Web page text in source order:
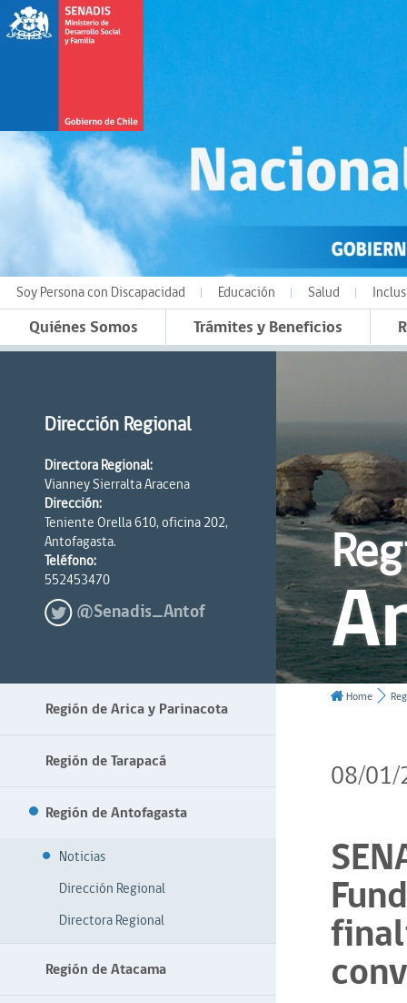
Soy Persona con Discapacidad Educación Salud
Quiénes Somos Trámites y Beneficios
Dirección Regional
Directora Regional:
Vianney Sierralta Aracena
Dirección:
Teniente Orella 610, oficina 202,
Antofagasta.
Teléfono:
552453470
@Senadis_Antof
Región de Arica y Parinacota
Región de Tarapacá
Región de Antofagasta
Noticias
Dirección Regional
Directora Regional
Región de Atacama
Home
08/